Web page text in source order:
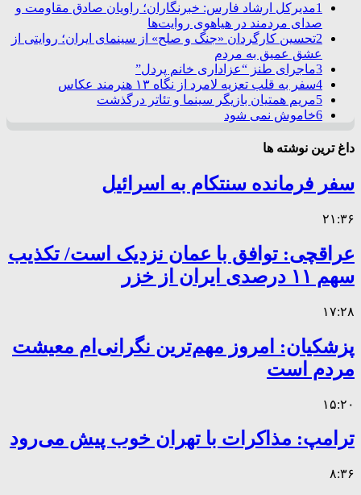
1مدیرکل ارشاد فارس: خبرنگاران؛ راویان صادق مقاومت و
صدای مردمند در هیاهوی روایت‌ها
2تحسین کارگردان «جنگ و صلح» از سینمای ایران؛ روایتی از
عشق عمیق به مردم
3ماجرای طنز “عزاداری خانم پردل”
4سفر به قلب تعزیه لامرد از نگاه ۱۳ هنرمند عکاس
5مریم همتیان بازیگر سینما و تئاتر درگذشت
6خاموش نمی شود
داغ ترین نوشته ها
سفر فرمانده سنتکام به اسرائیل
۲۱:۳۶
عراقچی: توافق با عمان نزدیک است/ تکذیب
سهم ۱۱ درصدی ایران از خزر
۱۷:۲۸
پزشکیان: امروز مهم‌ترین نگرانی‌ام معیشت
مردم است
۱۵:۲۰
ترامپ: مذاکرات با تهران خوب پیش می‌رود
۸:۳۶